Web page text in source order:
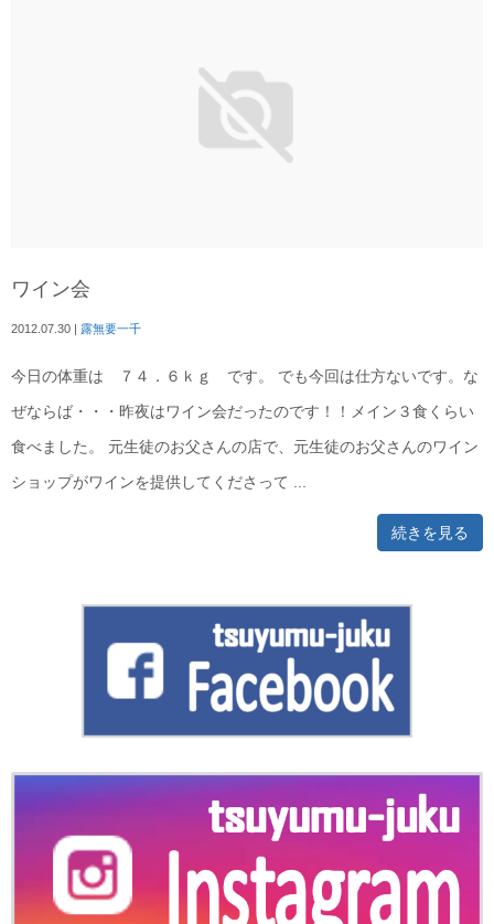
ワイン会
2012.07.30 | 露無要一千
今日の体重は ７４．６ｋｇ です。 でも今回は仕方ないです。な
ぜならば・・・昨夜はワイン会だったのです！！メイン３食くらい
食べました。 元生徒のお父さんの店で、元生徒のお父さんのワイン
ショップがワインを提供してくださって ...
続きを見る